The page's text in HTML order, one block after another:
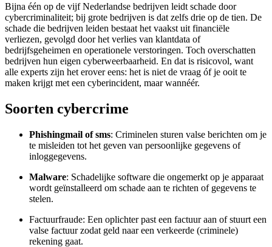
Bijna één op de vijf Nederlandse bedrijven leidt schade door
cybercriminaliteit; bij grote bedrijven is dat zelfs drie op de tien. De
schade die bedrijven leiden bestaat het vaakst uit financiële
verliezen, gevolgd door het verlies van klantdata of
bedrijfsgeheimen en operationele verstoringen. Toch overschatten
bedrijven hun eigen cyberweerbaarheid. En dat is risicovol, want
alle experts zijn het erover eens: het is niet de vraag óf je ooit te
maken krijgt met een cyberincident, maar wannéér.
Soorten cybercrime
Phishingmail of sms: Criminelen sturen valse berichten om je
te misleiden tot het geven van persoonlijke gegevens of
inloggegevens.
Malware: Schadelijke software die ongemerkt op je apparaat
wordt geïnstalleerd om schade aan te richten of gegevens te
stelen.
Factuurfraude: Een oplichter past een factuur aan of stuurt een
valse factuur zodat geld naar een verkeerde (criminele)
rekening gaat.